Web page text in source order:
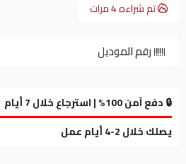
تم شراءه4مرات
رقم الموديل
🔒 دفع آمن 100% | استرجاع خلال 7 أيام
يصلك خلال 2-4 أيام عمل